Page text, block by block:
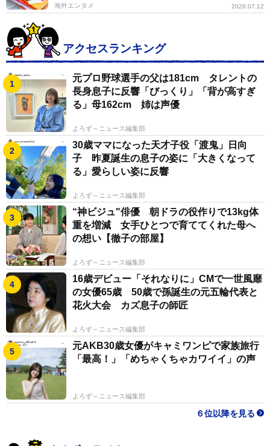
夫アナが進行を務めた。同番組では、血液採取のために
麻酔を打った際にオリバーが死んだら５００万ドル(当時
のレートで約１５億円)を補償するという契約を米国の弁
護士と結んでいた。放送後、「単なるチンパンジー」と
も報じられたが、全国で興行を打って大盛況。大衆が求
める潜在的なロマン、それがネッシーや雪男であり、実
際に来日したオリバーだった。
オリバーは米国で余生を送り、２０１２年６月に死亡
した。「虚実皮膜」に価値を見いだす康にとって、
「虚」と「実」が薄い皮膜を挟んで表裏一体となった世
界にオリバーはいた。科学的な証明以前に、ブームが起
きたという事実は残った。時が流れ、消えたと思って
も、いまだに残り火がくすぶることがある。今年になっ
て、康は海外のメディアから「オリバー君」に関する取
材を受けたという。
◇ ◇ ◇
【康芳夫オフィシャルHP】
https://yapou.club/
【YouTubeチャンネル「康芳夫×虚霧回路」】
https://www.youtube.com/channel/UCazxg9YeaTxvkW
海外エンタメ 2026.07.12
アクセスランキング
元プロ野球選手の父は181cm タレントの
長身息子に反響「びっくり」「背が高すぎ
る」母162cm 姉は声優
よろず～ニュース編集部
30歳ママになった天才子役「渡鬼」日向
子 昨夏誕生の息子の姿に「大きくなって
る」愛らしい姿に反響
よろず～ニュース編集部
“神ビジュ"俳優 朝ドラの役作りで13kg体
重を増減 女手ひとつで育ててくれた母へ
の想い【徹子の部屋】
よろず～ニュース編集部
16歳デビュー「それなりに」CMで一世風靡
の女優65歳 50歳で孫誕生の元五輪代表と
花火大会 カズ息子の師匠
よろず～ニュース編集部
元AKB30歳女優がキャミワンピで家族旅行
「最高！」「めちゃくちゃカワイイ」の声
よろず～ニュース編集部
６位以降を見る